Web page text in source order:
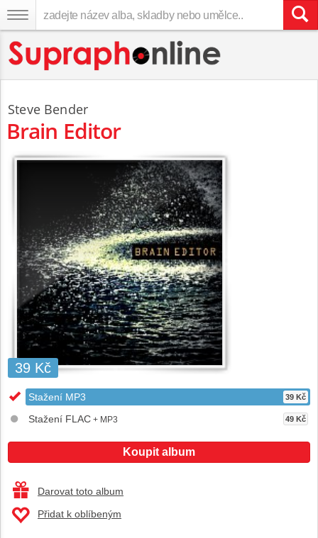
Steve Bender
Brain Editor
39 Kč
Stažení MP3 39 Kč
Stažení FLAC + MP3 49 Kč
Koupit album
Darovat toto album
Přidat k oblíbeným